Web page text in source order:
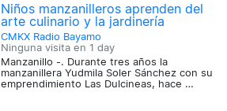
Niños manzanilleros aprenden del
arte culinario y la jardinería
CMKX Radio Bayamo
Ninguna visita en 1 day
Manzanillo -. Durante tres años la
manzanillera Yudmila Soler Sánchez con su
emprendimiento Las Dulcineas, hace …